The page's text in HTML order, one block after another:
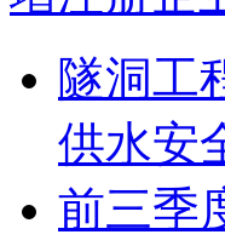
隧洞工
供水安
前三季